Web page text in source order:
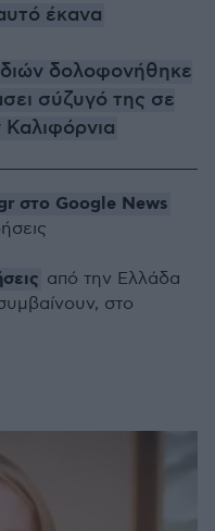
έκανα
δολοφονήθηκε
σύζυγό της σε
Καλιφόρνια
στο Google News
από την Ελλάδα
στο